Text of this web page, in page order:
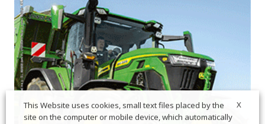
X
This Website uses cookies, small text files placed by the
site on the computer or mobile device, which automatically